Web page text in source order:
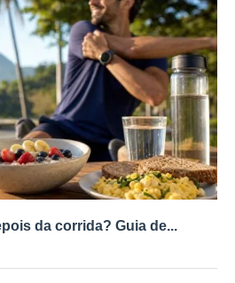
da corrida? Guia de...